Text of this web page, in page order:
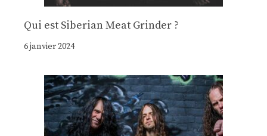
Qui est Siberian Meat Grinder ?
6 janvier 2024